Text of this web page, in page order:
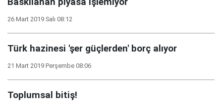
26 Mart 2019 Salı 08:12
Türk hazinesi 'şer güçlerden' borç alıyor
21 Mart 2019 Perşembe 08:06
Toplumsal bitiş!